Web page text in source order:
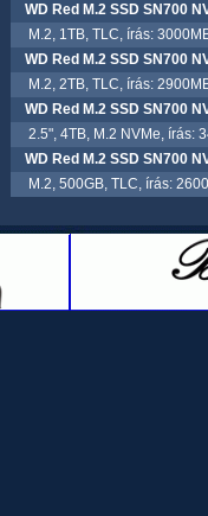
WD Red M.2 SSD SN700
M.2, 1TB, TLC, írás:
WD Red M.2 SSD SN700
M.2, 2TB, TLC, írás:
WD Red M.2 SSD SN700
2.5", 4TB, M.2 NVMe, írás:
WD Red M.2 SSD SN700
M.2, 500GB, TLC, írás: